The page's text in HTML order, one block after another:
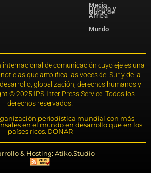
Medio
Oriente y
Norte de
África
Mundo
internacional de comunicación cuyo eje es una
que amplifica las voces del Sur y de la
globalización, derechos humanos y
© 2025 IPS-Inter Press Service. Todos los
derechos reservados.
periodística mundial con más
en el mundo en desarrollo que en los
países ricos. DONAR
& Hosting: Atiko.Studio